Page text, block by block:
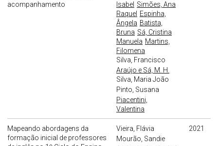
acompanhamento
Isabel Simões, Ana
Raquel Espinha,
Ângela Batista,
Bruna Sá, Cristina
Manuela Martins,
Filomena
Silva, Francisco
Araújo e Sá, M. H.
Silva, Maria João
Pinto, Susana
Piacentini,
Valentina
Mapeando abordagens da
formação inicial de professores
Vieira, Flávia
Mourão, Sandie
2021